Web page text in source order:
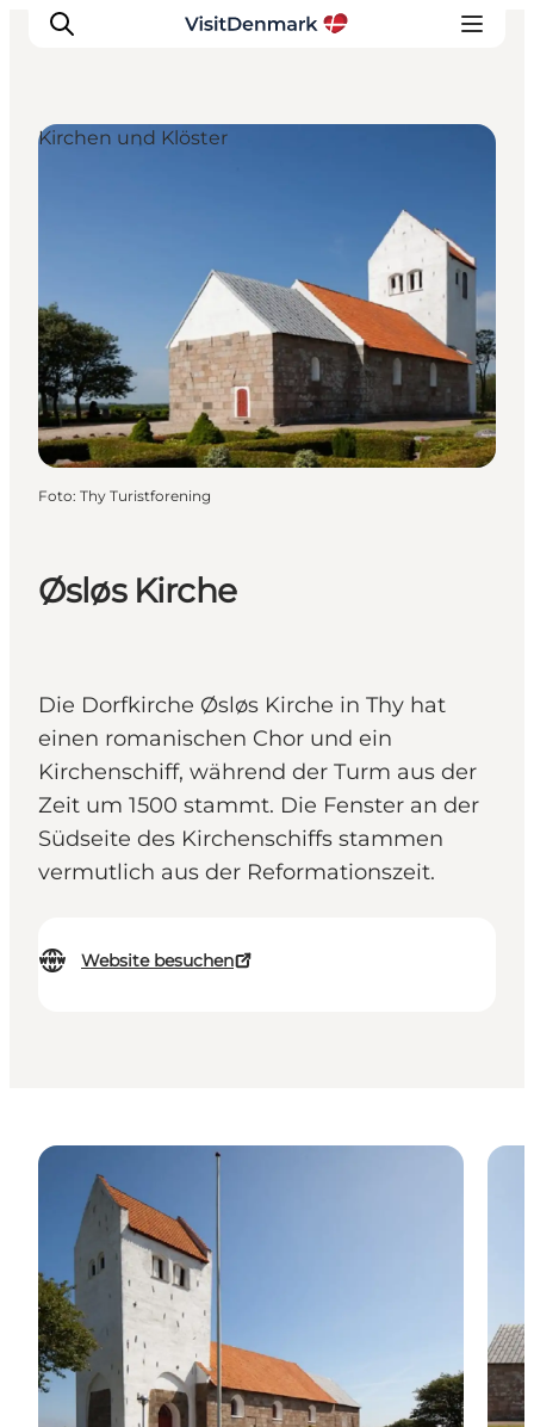
Unterkünfte
Reiseplanung
Øsløs Kirche
Die Dorfkirche Øsløs Kirche in Thy hat
einen romanischen Chor und ein
Kirchenschiff, während der Turm aus der
Zeit um 1500 stammt. Die Fenster an der
Südseite des Kirchenschiffs stammen
vermutlich aus der Reformationszeit.
Website besuchen
Kirchen und Klöster
Foto: Thy Turistforening